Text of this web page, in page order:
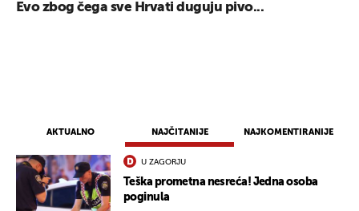
AKTUALNO NAJČITANIJE NAJKOMENTIRANIJE
U ZAGORJU
Teška prometna nesreća! Jedna osoba
poginula
Evo zbog čega sve Hrvati duguju pivo...